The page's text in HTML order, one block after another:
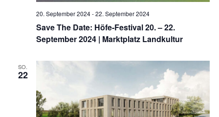
Save The Date: Höfe-Festival 20. – 22.
September 2024 | Marktplatz Landkultur
20. September 2024-22. September 2024
SO.
22